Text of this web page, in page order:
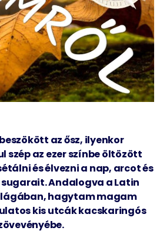
az ősz, ilyenkor
az ezer színbe öltözött
és élvezni a nap, arcot és
Andalogva a Latin
hagytam magam
kis utcák kacskaringós